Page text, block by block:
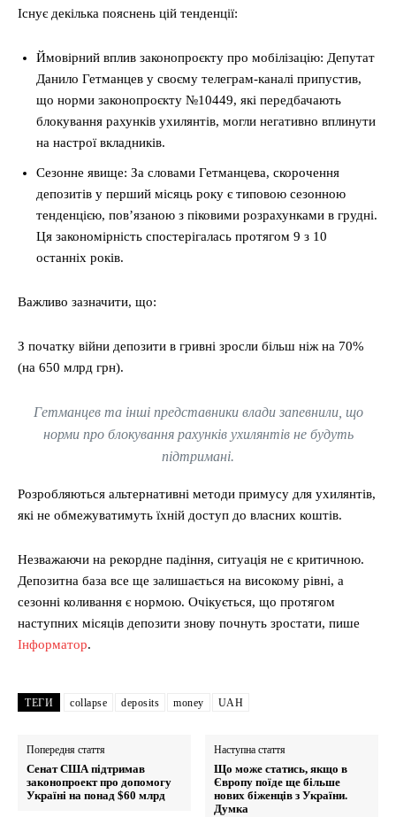
Існує декілька пояснень цій тенденції:
Ймовірний вплив законопроєкту про мобілізацію: Депутат
Данило Гетманцев у своєму телеграм-каналі припустив,
що норми законопроєкту №10449, які передбачають
блокування рахунків ухилянтів, могли негативно вплинути
на настрої вкладників.
Сезонне явище: За словами Гетманцева, скорочення
депозитів у перший місяць року є типовою сезонною
тенденцією, пов’язаною з піковими розрахунками в грудні.
Ця закономірність спостерігалась протягом 9 з 10
останніх років.
Важливо зазначити, що:
З початку війни депозити в гривні зросли більш ніж на 70%
(на 650 млрд грн).
Гетманцев та інші представники влади запевнили, що
норми про блокування рахунків ухилянтів не будуть
підтримані.
Розробляються альтернативні методи примусу для ухилянтів,
які не обмежуватимуть їхній доступ до власних коштів.
Незважаючи на рекордне падіння, ситуація не є критичною.
Депозитна база все ще залишається на високому рівні, а
сезонні коливання є нормою. Очікується, що протягом
наступних місяців депозити знову почнуть зростати, пише
Інформатор.
ТЕГИ collapse deposits money UAH
Попередня стаття
Сенат США підтримав
законопроект про допомогу
Україні на понад $60 млрд
Наступна стаття
Що може статись, якщо в
Європу поїде ще більше
нових біженців з України.
Думка